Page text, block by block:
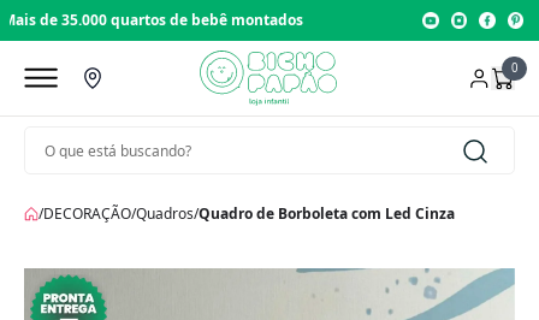
Loja com 22 anos de tradição
0
/DECORAÇÃO/Quadros/Quadro de Borboleta com Led Cinza